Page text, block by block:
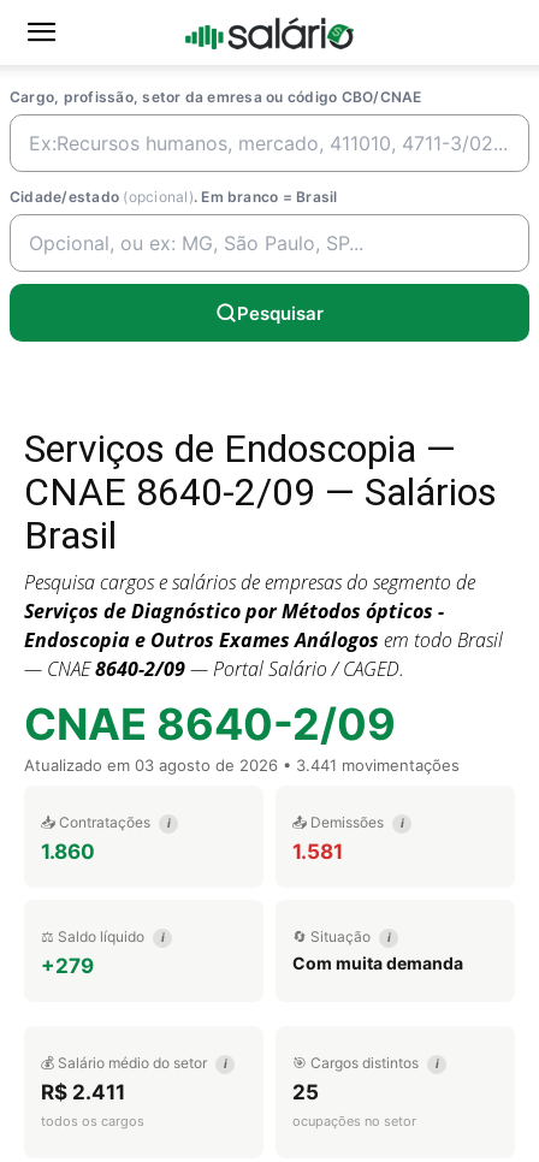
Cargo, profissão, setor da emresa ou código CBO/CNAE
Cidade/estado (opcional). Em branco = Brasil
Pesquisar
Serviços de Endoscopia —
CNAE 8640-2/09 — Salários
Brasil
Pesquisa cargos e salários de empresas do segmento de
Serviços de Diagnóstico por Métodos ópticos -
Endoscopia e Outros Exames Análogos em todo Brasil
— CNAE8640-2/09— Portal Salário / CAGED.
CNAE 8640-2/09
Atualizado em 03 agosto de 2026 • 3.441 movimentações
📥 Contratações i
1.860
📤 Demissões i
1.581
⚖️ Saldo líquido i
+279
🔄 Situação i
Com muita demanda
💰 Salário médio do setor i
R$ 2.411
todos os cargos
🎯 Cargos distintos i
25
ocupações no setor